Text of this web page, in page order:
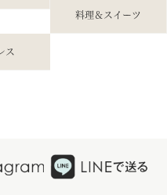
料理＆スイーツ
ス